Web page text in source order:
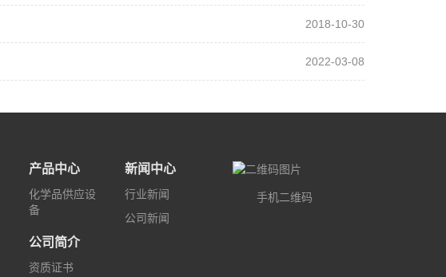
2018-10-30
2022-03-08
产品中心
化学品供应设
备
新闻中心
行业新闻
公司新闻
公司简介
资质证书
手机二维码